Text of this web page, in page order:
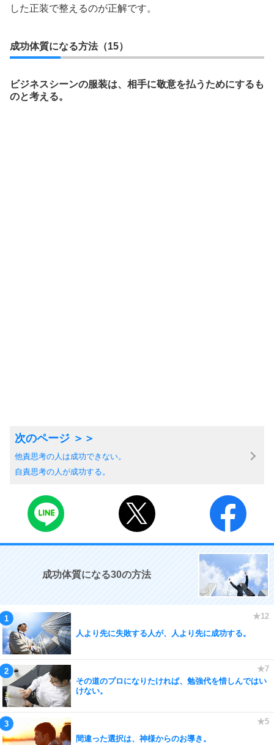
した正装で整えるのが正解です。
成功体質になる方法（15）
ビジネスシーンの服装は、相手に敬意を払うためにするも
のと考える。
他責思考の人は成功できない。
自責思考の人が成功する。
成功体質になる30の方法
人より先に失敗する人が、人より先に成功する。
その道のプロになりたければ、勉強代を惜しんではい
けない。
間違った選択は、神様からのお導き。